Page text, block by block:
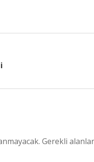
Gerekli alanlar